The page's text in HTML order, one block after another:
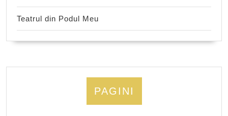
Teatrul din Podul Meu
PAGINI